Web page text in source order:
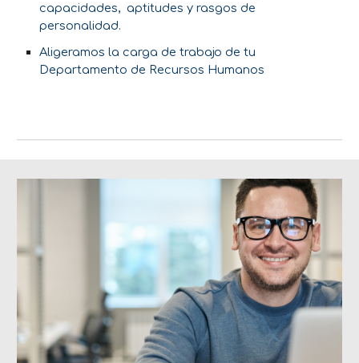
capacidades, aptitudes y rasgos de
personalidad.
Aligeramos la carga de trabajo de tu
Departamento de Recursos Humanos